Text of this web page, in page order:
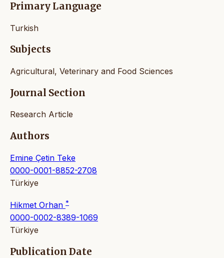
Primary Language
Turkish
Subjects
Agricultural, Veterinary and Food Sciences
Journal Section
Research Article
Authors
Emine Çetin Teke
0000-0001-8852-2708
Türkiye
Hikmet Orhan *
0000-0002-8389-1069
Türkiye
Publication Date